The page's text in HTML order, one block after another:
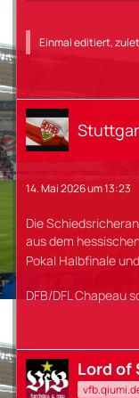
Einmal editiert,
14. Mai 2026 um 13:23
Die
aus dem
Pokal Halbfinale
DFB/DFL Chapeau
Lord of